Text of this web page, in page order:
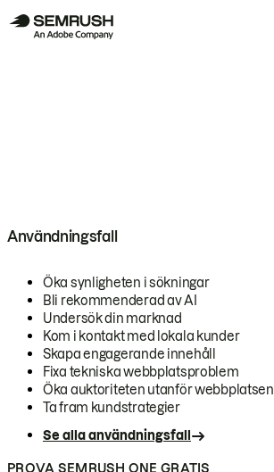
Användningsfall
Öka synligheten i sökningar
Bli rekommenderad av AI
Undersök din marknad
Kom i kontakt med lokala kunder
Skapa engagerande innehåll
Fixa tekniska webbplatsproblem
Öka auktoriteten utanför webbplatsen
Ta fram kundstrategier
Se alla användningsfall
PROVA SEMRUSH ONE GRATIS